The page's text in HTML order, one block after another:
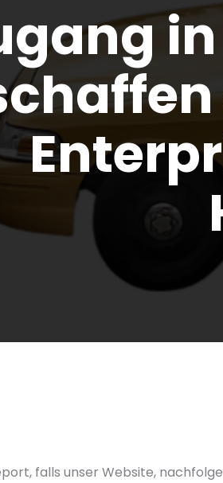
falls unser Website,